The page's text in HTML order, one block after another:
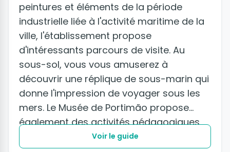
peintures et éléments de la période
industrielle liée à l'activité maritime de la
ville, l'établissement propose
d'intéressants parcours de visite. Au
sous-sol, vous vous amuserez à
découvrir une réplique de sous-marin qui
donne l'impression de voyager sous les
mers. Le Musée de Portimão propose
également des activités pédagogiques
pour les plus jeunes.Voir le guide